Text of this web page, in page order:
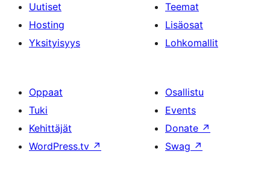
Uutiset
Hosting
Yksityisyys
Teemat
Lisäosat
Lohkomallit
Oppaat
Tuki
Kehittäjät
WordPress.tv ↗
Osallistu
Events
Donate ↗
Swag ↗